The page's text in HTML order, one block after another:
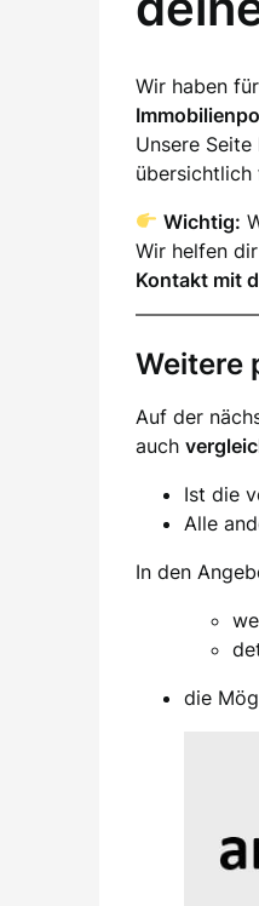
Wir haben
Unsere
übersichtlich
Wichtig:
Wir helfen
Kontakt mit
Weitere
Auf der
auch
Ist die
Alle
In den
die